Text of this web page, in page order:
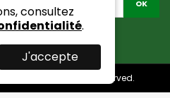
consultez
.
J'accepte
Facebook
Naturel. All Rights Reserved.